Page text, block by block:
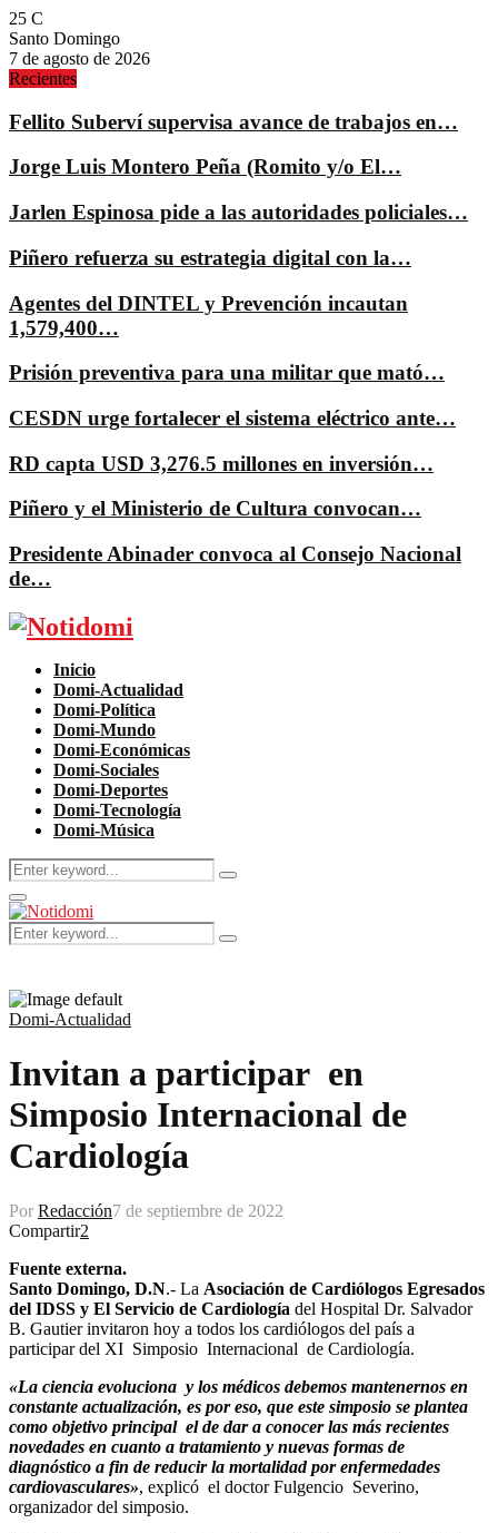
25 C
Santo Domingo
7 de agosto de 2026
Recientes
Fellito Suberví supervisa avance de trabajos en…
Jorge Luis Montero Peña (Romito y/o El…
Jarlen Espinosa pide a las autoridades policiales…
Piñero refuerza su estrategia digital con la…
Agentes del DINTEL y Prevención incautan
1,579,400…
Prisión preventiva para una militar que mató…
CESDN urge fortalecer el sistema eléctrico ante…
RD capta USD 3,276.5 millones en inversión…
Piñero y el Ministerio de Cultura convocan…
Presidente Abinader convoca al Consejo Nacional
de…
Facebook
Twitter
Instagram
Pinterest
Youtube
Inicio
Domi-Actualidad
Domi-Política
Domi-Mundo
Domi-Económicas
Domi-Sociales
Domi-Deportes
Domi-Tecnología
Domi-Música
Search
for:
Search
Primary
Menu
Search
for:
Search
Domi-Actualidad
Invitan a participar en
Simposio Internacional de
Cardiología
Por Redacción7 de septiembre de 2022
Compartir2
Fuente externa.
Santo Domingo, D.N.- La Asociación de Cardiólogos Egresados
del IDSS y El Servicio de Cardiología del Hospital Dr. Salvador
B. Gautier invitaron hoy a todos los cardiólogos del país a
participar del XI Simposio Internacional de Cardiología.
«La ciencia evoluciona y los médicos debemos mantenernos en
constante actualización, es por eso, que este simposio se plantea
como objetivo principal el de dar a conocer las más recientes
novedades en cuanto a tratamiento y nuevas formas de
diagnóstico a fin de reducir la mortalidad por enfermedades
cardiovasculares», explicó el doctor Fulgencio Severino,
organizador del simposio.